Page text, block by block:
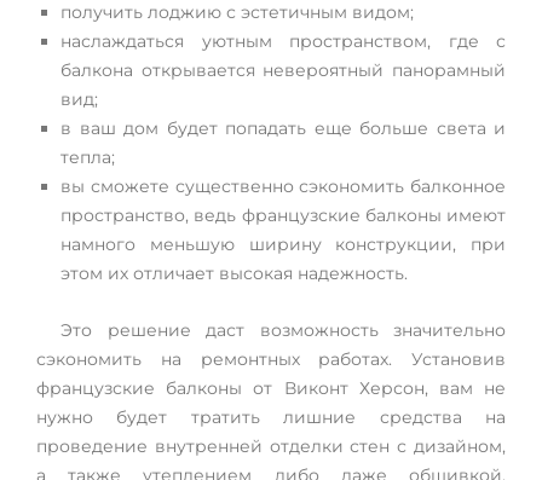
получить лоджию с эстетичным видом;
наслаждаться уютным пространством, где с
балкона открывается невероятный панорамный
вид;
в ваш дом будет попадать еще больше света и
тепла;
вы сможете существенно сэкономить балконное
пространство, ведь французские балконы имеют
намного меньшую ширину конструкции, при
этом их отличает высокая надежность.
Это решение даст возможность значительно
сэкономить на ремонтных работах. Установив
французские балконы от Виконт Херсон, вам не
нужно будет тратить лишние средства на
проведение внутренней отделки стен с дизайном,
а также утеплением либо даже обшивкой.